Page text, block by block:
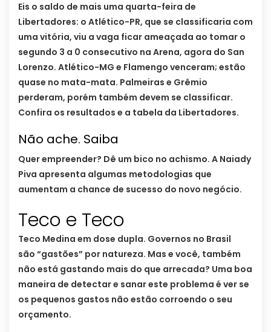
Eis o saldo de mais uma quarta-feira de
Libertadores: o Atlético-PR, que se classificaria com
uma vitória, viu a vaga ficar ameaçada ao tomar o
segundo 3 a 0 consecutivo na Arena, agora do San
Lorenzo. Atlético-MG e Flamengo venceram; estão
quase no mata-mata. Palmeiras e Grêmio
perderam, porém também devem se classificar.
Confira os resultados e a tabela da Libertadores.
Não ache. Saiba
Quer empreender? Dê um bico no achismo. A Naiady
Piva apresenta algumas metodologias que
aumentam a chance de sucesso do novo negócio.
Teco e Teco
Teco Medina em dose dupla. Governos no Brasil
são “gastões” por natureza. Mas e você, também
não está gastando mais do que arrecada? Uma boa
maneira de detectar e sanar este problema é ver se
os pequenos gastos não estão corroendo o seu
orçamento.